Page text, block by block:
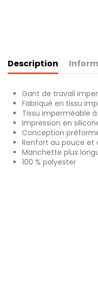
Description
Gant de travail
Fabriqué en tissu
Tissu imperméable
Impression en
Conception
Renfort au pouce et
Manchette plus
100 % polyester